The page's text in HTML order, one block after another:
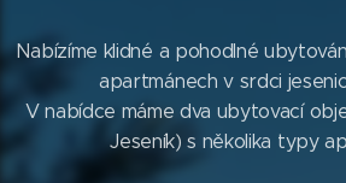
Nabízíme klidné a pohodlné
apartmánech v srdci
V nabídce máme dva ubytovací
Jeseník) s několika typy